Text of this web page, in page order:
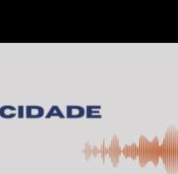
Novo convênio com a